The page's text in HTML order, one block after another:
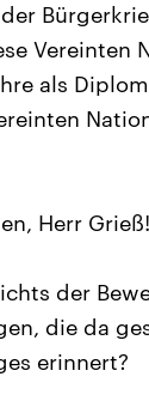
als
Herr Grieß!
der
die da
erinnert?